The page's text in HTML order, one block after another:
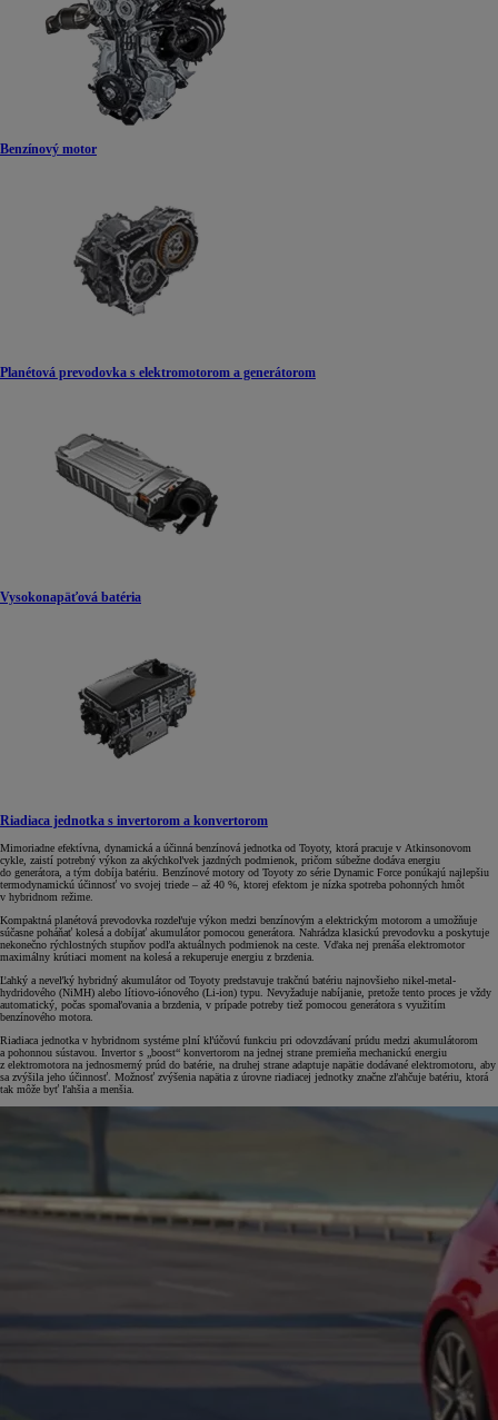
Benzínový motor
Planétová prevodovka s elektromotorom a generátorom
Vysokonapäťová batéria
Riadiaca jednotka s invertorom a konvertorom
Mimoriadne efektívna, dynamická a účinná benzínová jednotka od Toyoty, ktorá pracuje v Atkinsonovom
cykle, zaistí potrebný výkon za akýchkoľvek jazdných podmienok, pričom súbežne dodáva energiu
do generátora, a tým dobíja batériu. Benzínové motory od Toyoty zo série Dynamic Force ponúkajú najlepšiu
termodynamickú účinnosť vo svojej triede – až 40 %, ktorej efektom je nízka spotreba pohonných hmôt
v hybridnom režime.
Kompaktná planétová prevodovka rozdeľuje výkon medzi benzínovým a elektrickým motorom a umožňuje
súčasne poháňať kolesá a dobíjať akumulátor pomocou generátora. Nahrádza klasickú prevodovku a poskytuje
nekonečno rýchlostných stupňov podľa aktuálnych podmienok na ceste. Vďaka nej prenáša elektromotor
maximálny krútiaci moment na kolesá a rekuperuje energiu z brzdenia.
Ľahký a neveľký hybridný akumulátor od Toyoty predstavuje trakčnú batériu najnovšieho nikel-metal-
hydridového (NiMH) alebo lítiovo-iónového (Li-ion) typu. Nevyžaduje nabíjanie, pretože tento proces je vždy
automatický, počas spomaľovania a brzdenia, v prípade potreby tiež pomocou generátora s využitím
benzínového motora.
Riadiaca jednotka v hybridnom systéme plní kľúčovú funkciu pri odovzdávaní prúdu medzi akumulátorom
a pohonnou sústavou. Invertor s „boost“ konvertorom na jednej strane premieňa mechanickú energiu
z elektromotora na jednosmerný prúd do batérie, na druhej strane adaptuje napätie dodávané elektromotoru, aby
sa zvýšila jeho účinnosť. Možnosť zvýšenia napätia z úrovne riadiacej jednotky značne zľahčuje batériu, ktorá
tak môže byť ľahšia a menšia.